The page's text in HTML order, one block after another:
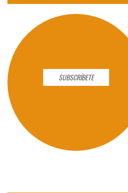
SUBSCRÍBETE